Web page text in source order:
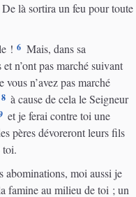
là sortira un feu pour toute
! 6 Mais, dans sa
n’ont pas marché suivant
n’avez pas marché
8 à cause de cela le Seigneur
et je ferai contre toi une
pères dévoreront leurs fils
toi.
abominations, moi aussi je
famine au milieu de toi ; un